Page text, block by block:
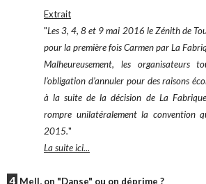
Extrait
"Les 3, 4, 8 et 9 mai 2016 le Zénith de
pour la première fois Carmen par La
Malheureusement, les organisateurs
l’obligation d’annuler pour des raisons
à la suite de la décision de La
rompre unilatéralement la convention
2015."
La suite ici...
4 Mell, on "Danse" ou on déprime ?